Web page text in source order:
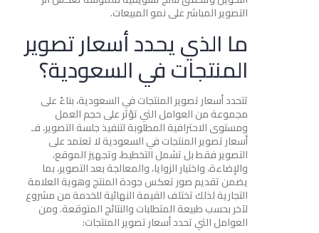
التصوير المباشر على نمو المبيعات.
ما الذي يحدد أسعار تصوير
المنتجات في السعودية؟
تتحدد أسعار تصوير المنتجات في السعودية، بناءً على
مجموعة من العوامل التي تؤثر على حجم العمل
ومستوى الاحترافية المطلوبة لتنفيذ جلسة التصوير، فـ
أسعار تصوير المنتجات في السعودية لا تعتمد على
التصوير فقط بل تشمل التخطيط، وتجهيز الموقع،
والإضاءة، واختيار الزوايا، والمعالجة بعد التصوير، بما
يضمن تقديم صور تعكس جودة المنتج وهوية العلامة
التجارية لذلك تختلف القيمة النهائية للخدمة من مشروع
لآخر بحسب طبيعة المتطلبات والنتائج المتوقعة. ومن
العوامل التي تحدد أسعار تصوير المنتجات: